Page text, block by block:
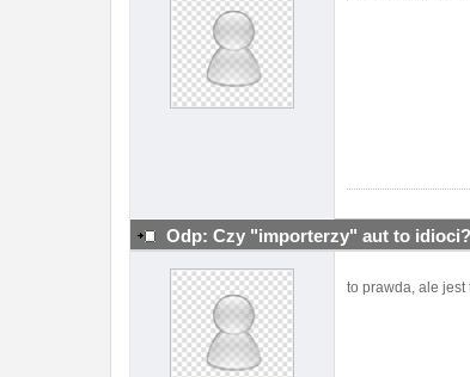
Odp: Czy "importerzy" aut to idioci?
to prawda, ale